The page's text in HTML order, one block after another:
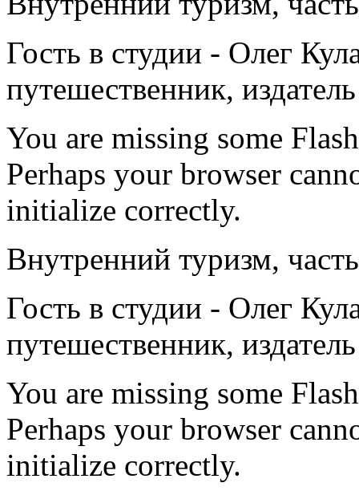
Гость в студии - Олег
путешественник, издатель
You are missing some
Perhaps your browser
initialize correctly.
Внутренний туризм,
Гость в студии - Олег
путешественник, издатель
You are missing some
Perhaps your browser
initialize correctly.